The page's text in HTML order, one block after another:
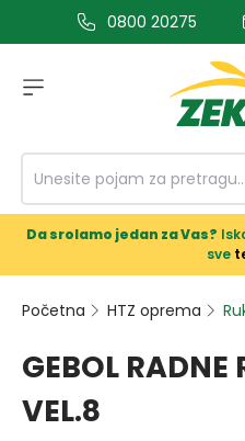
glavni sadržaj0800 20275
Da srolamo jedan za Vas?
sve
Početna HTZ oprema
GEBOL
VEL.8